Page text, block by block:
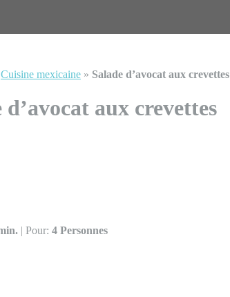
Cuisine mexicaine » Salade d’avocat aux crevettes
d’avocat aux crevettes
| Pour: 4 Personnes